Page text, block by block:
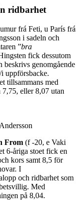
ridbarhet
frá Feti, u París frá
i sadeln och
”bra
fick dessutom
beskrivs genomgående
uppförsbacke.
tillsammans med
eller 8,07 utan
From (f -20, e Vaki
6-åriga stoet fick en
kors samt 8,5 för
I
och ridbarhet som
Med
på 8,04.